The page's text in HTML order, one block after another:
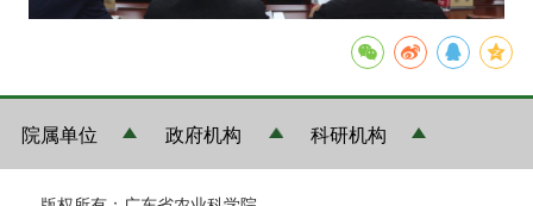
院属单位 政府机构 科研机构